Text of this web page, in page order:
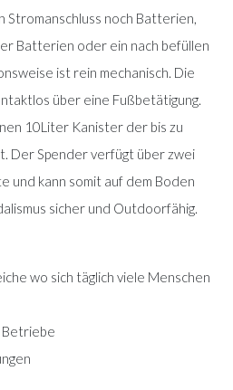
Stromanschluss noch Batterien,
Batterien oder ein nach befüllen
ist rein mechanisch. Die
über eine Fußbetätigung.
10Liter Kanister der bis zu
Der Spender verfügt über zwei
und kann somit auf dem Boden
sicher und Outdoorfähig.
wo sich täglich viele Menschen